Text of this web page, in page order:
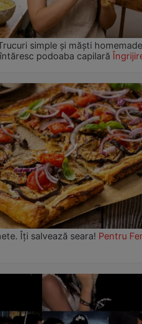
simple și măști homemade
podoaba capilară
Îți salvează seara! Pentru